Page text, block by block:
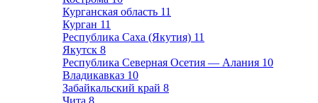
Курганская область 11
Курган 11
Республика Саха (Якутия) 11
Якутск 8
Республика Северная Осетия — Алания 10
Владикавказ 10
Забайкальский край 8
Чита 8